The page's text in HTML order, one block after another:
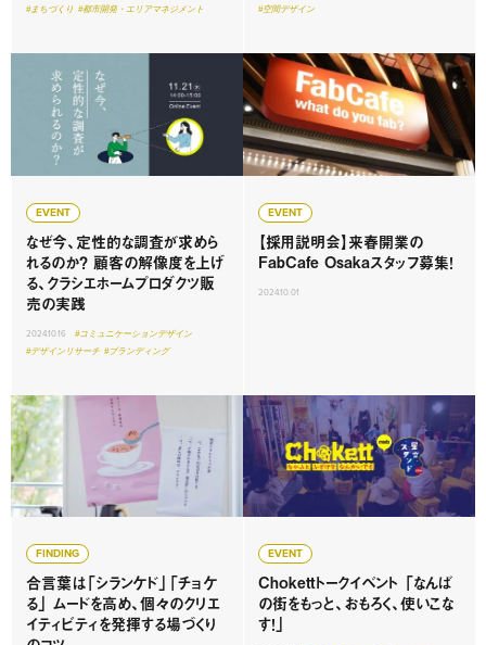
#まちづくり #都市開発・エリアマネジメント #空間デザイン
EVENT
なぜ今、定性的な調査が求めら
れるのか？ 顧客の解像度を上げ
る、クラシエホームプロダクツ販
売の実践
2024.10.16
#コミュニケーションデザイン
#デザインリサーチ #ブランディング
EVENT
【採用説明会】来春開業の
FabCafe Osakaスタッフ募集！
2024.10.01
FINDING
合言葉は「シランケド」「チョケ
る」 ムードを高め、個々のクリエ
イティビティを発揮する場づくり
EVENT
Chokettトークイベント 「なんば
の街をもっと、おもろく、使いこな
す！」